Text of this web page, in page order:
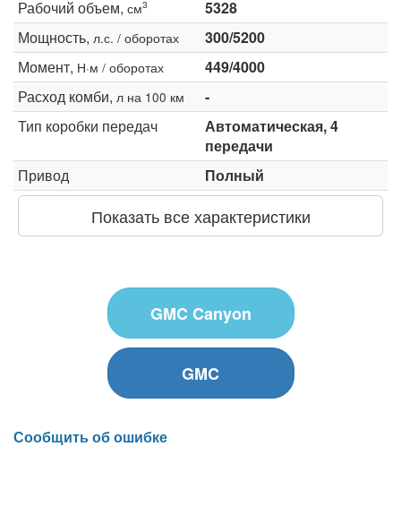
Рабочий объем, см3
5328
Мощность, л.с. / оборотах
300/5200
Момент, Н·м / оборотах
449/4000
Расход комби, л на 100 км
-
Тип коробки передач
Автоматическая, 4
передачи
Привод
Полный
Показать все характеристики
GMC Canyon
GMC
Сообщить об ошибке